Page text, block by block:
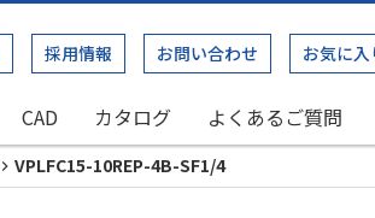
採用情報 お問い合わせ お気に入
CAD カタログ よくあるご質問
VPLFC15-10REP-4B-SF1/4